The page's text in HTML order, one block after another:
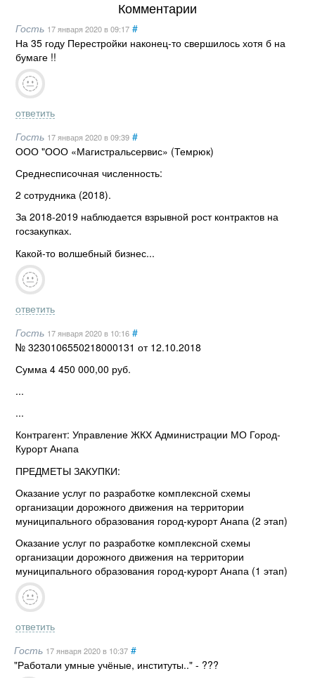
Комментарии
Гость 17 января 2020в 09:17 #
На 35 году Перестройки наконец-то свершилось хотя б на
бумаге !!
ответить
Гость 17 января 2020в 09:39 #
ООО "ООО «Магистральсервис» (Темрюк)
Среднесписочная численность:
2 сотрудника (2018).
За 2018-2019 наблюдается взрывной рост контрактов на
госзакупках.
Какой-то волшебный бизнес...
ответить
Гость 17 января 2020в 10:16 #
№ 3230106550218000131 от 12.10.2018
Сумма 4 450 000,00 руб.
...
...
Контрагент: Управление ЖКХ Администрации МО Город-
Курорт Анапа
ПРЕДМЕТЫ ЗАКУПКИ:
Оказание услуг по разработке комплексной схемы
организации дорожного движения на территории
муниципального образования город-курорт Анапа (2 этап)
Оказание услуг по разработке комплексной схемы
организации дорожного движения на территории
муниципального образования город-курорт Анапа (1 этап)
ответить
Гость 17 января 2020в 10:37 #
"Работали умные учёные, институты.." - ???